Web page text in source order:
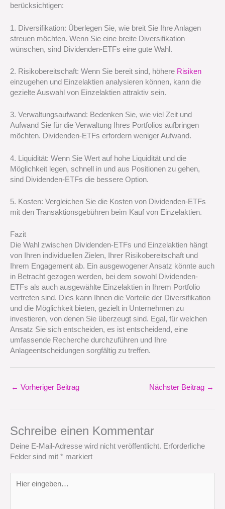
berücksichtigen:
1. Diversifikation: Überlegen Sie, wie breit Sie Ihre Anlagen
streuen möchten. Wenn Sie eine breite Diversifikation
wünschen, sind Dividenden-ETFs eine gute Wahl.
2. Risikobereitschaft: Wenn Sie bereit sind, höhere Risiken
einzugehen und Einzelaktien analysieren können, kann die
gezielte Auswahl von Einzelaktien attraktiv sein.
3. Verwaltungsaufwand: Bedenken Sie, wie viel Zeit und
Aufwand Sie für die Verwaltung Ihres Portfolios aufbringen
möchten. Dividenden-ETFs erfordern weniger Aufwand.
4. Liquidität: Wenn Sie Wert auf hohe Liquidität und die
Möglichkeit legen, schnell in und aus Positionen zu gehen,
sind Dividenden-ETFs die bessere Option.
5. Kosten: Vergleichen Sie die Kosten von Dividenden-ETFs
mit den Transaktionsgebühren beim Kauf von Einzelaktien.
Fazit
Die Wahl zwischen Dividenden-ETFs und Einzelaktien hängt
von Ihren individuellen Zielen, Ihrer Risikobereitschaft und
Ihrem Engagement ab. Ein ausgewogener Ansatz könnte auch
in Betracht gezogen werden, bei dem sowohl Dividenden-
ETFs als auch ausgewählte Einzelaktien in Ihrem Portfolio
vertreten sind. Dies kann Ihnen die Vorteile der Diversifikation
und die Möglichkeit bieten, gezielt in Unternehmen zu
investieren, von denen Sie überzeugt sind. Egal, für welchen
Ansatz Sie sich entscheiden, es ist entscheidend, eine
umfassende Recherche durchzuführen und Ihre
Anlageentscheidungen sorgfältig zu treffen.
← Vorheriger Beitrag Nächster Beitrag →
Schreibe einen Kommentar
Deine E-Mail-Adresse wird nicht veröffentlicht. Erforderliche
Felder sind mit * markiert
eingeben…